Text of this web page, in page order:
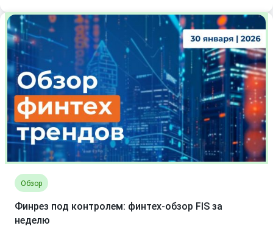
Обзор
Финрез под контролем: финтех-обзор FIS за
неделю